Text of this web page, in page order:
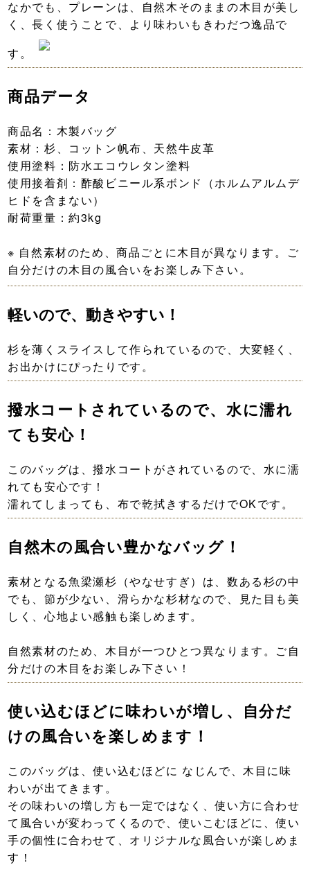
なかでも、プレーンは、自然木そのままの木目が美し
く、長く使うことで、より味わいもきわだつ逸品で
す。
商品データ
商品名：木製バッグ
素材：杉、コットン帆布、天然牛皮革
使用塗料：防水エコウレタン塗料
使用接着剤：酢酸ビニール系ボンド（ホルムアルムデ
ヒドを含まない）
耐荷重量：約3kg
※ 自然素材のため、商品ごとに木目が異なります。ご
自分だけの木目の風合いをお楽しみ下さい。
軽いので、動きやすい！
杉を薄くスライスして作られているので、大変軽く、
お出かけにぴったりです。
撥水コートされているので、水に濡れ
ても安心！
このバッグは、撥水コートがされているので、水に濡
れても安心です！
濡れてしまっても、布で乾拭きするだけでOKです。
自然木の風合い豊かなバッグ！
素材となる魚梁瀬杉（やなせすぎ）は、数ある杉の中
でも、節が少ない、滑らかな杉材なので、見た目も美
しく、心地よい感触も楽しめます。
自然素材のため、木目が一つひとつ異なります。ご自
分だけの木目をお楽しみ下さい！
使い込むほどに味わいが増し、自分だ
けの風合いを楽しめます！
このバッグは、使い込むほどに なじんで、木目に味
わいが出てきます。
その味わいの増し方も一定ではなく、使い方に合わせ
て風合いが変わってくるので、使いこむほどに、使い
手の個性に合わせて、オリジナルな風合いが楽しめま
す！